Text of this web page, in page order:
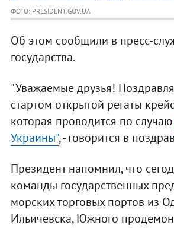
ФОТО: PRESIDENT.GOV.UA
Об этом сообщили в пресс-
государства.
"Уважаемые друзья!
стартом открытой регаты
которая проводится по случаю
Украины", - говорится в
Президент напомнил, что
команды государственных
морских торговых портов из
Ильичевска, Южного